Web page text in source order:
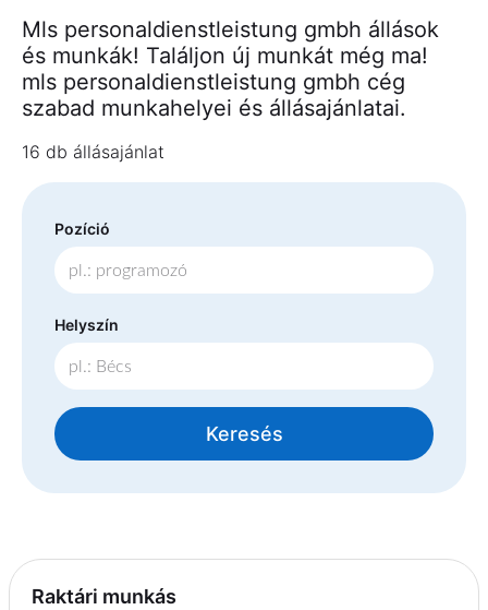
Mls personaldienstleistung gmbh állások
és munkák! Találjon új munkát még ma!
mls personaldienstleistung gmbh cég
szabad munkahelyei és állásajánlatai.
16 db állásajánlat
Pozíció
Helyszín
Keresés
Raktári munkás